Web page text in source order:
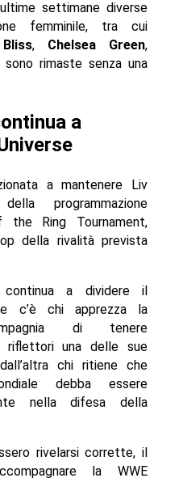
settimane diverse
femminile, tra cui
, Chelsea Green,
sono rimaste senza una
a
a mantenere Liv
programmazione
Ring Tournament,
della rivalità prevista
a dividere il
c’è chi apprezza la
di tenere
una delle sue
chi ritiene che
debba essere
nella difesa della
rivelarsi corrette, il
la WWE